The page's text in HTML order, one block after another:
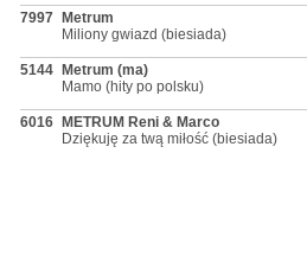
7997
Metrum
Miliony gwiazd (biesiada)
5144
Metrum (ma)
Mamo (hity po polsku)
6016
METRUM Reni & Marco
Dziękuję za twą miłość (biesiada)